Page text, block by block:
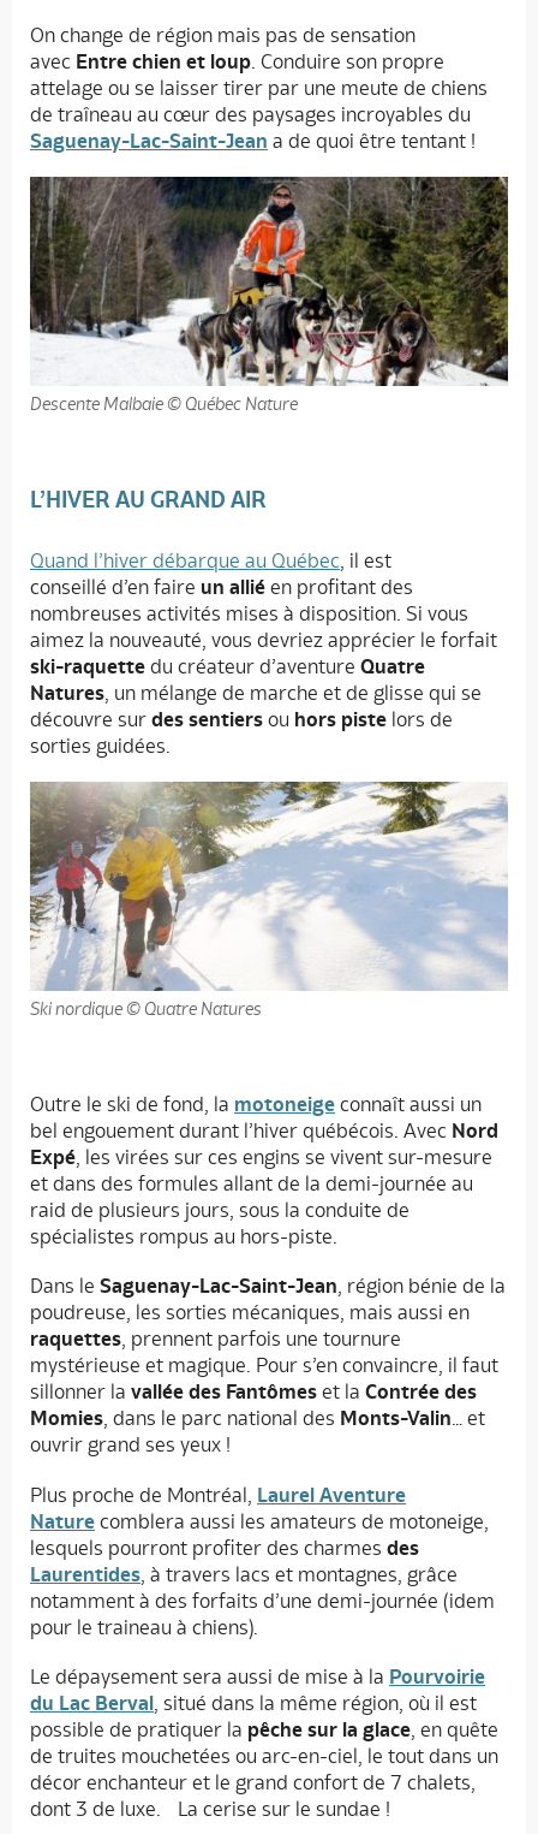
On change de région mais pas de sensation
avec Entre chien et loup. Conduire son propre
attelage ou se laisser tirer par une meute de chiens
de traîneau au cœur des paysages incroyables du
Saguenay-Lac-Saint-Jean a de quoi être tentant !
Descente Malbaie © Québec Nature
L’HIVER AU GRAND AIR
Quand l’hiver débarque au Québec, il est
conseillé d’en faire un allié en profitant des
nombreuses activités mises à disposition. Si vous
aimez la nouveauté, vous devriez apprécier le forfait
ski-raquette du créateur d’aventure Quatre
Natures, un mélange de marche et de glisse qui se
découvre sur des sentiers ou hors piste lors de
sorties guidées.
Ski nordique © Quatre Natures
Outre le ski de fond, la motoneige connaît aussi un
bel engouement durant l’hiver québécois. Avec Nord
Expé, les virées sur ces engins se vivent sur-mesure
et dans des formules allant de la demi-journée au
raid de plusieurs jours, sous la conduite de
spécialistes rompus au hors-piste.
Dans le Saguenay-Lac-Saint-Jean, région bénie de la
poudreuse, les sorties mécaniques, mais aussi en
raquettes, prennent parfois une tournure
mystérieuse et magique. Pour s’en convaincre, il faut
sillonner la vallée des Fantômes et la Contrée des
Momies, dans le parc national des Monts-Valin… et
ouvrir grand ses yeux !
Plus proche de Montréal, Laurel Aventure
Nature comblera aussi les amateurs de motoneige,
lesquels pourront profiter des charmes des
Laurentides , à travers lacs et montagnes, grâce
notamment à des forfaits d’une demi-journée (idem
pour le traineau à chiens).
Le dépaysement sera aussi de mise à la Pourvoirie
du Lac Berval , situé dans la même région, où il est
possible de pratiquer la pêche sur la glace , en quête
de truites mouchetées ou arc-en-ciel, le tout dans un
décor enchanteur et le grand confort de 7 chalets,
dont 3 de luxe. La cerise sur le sundae !